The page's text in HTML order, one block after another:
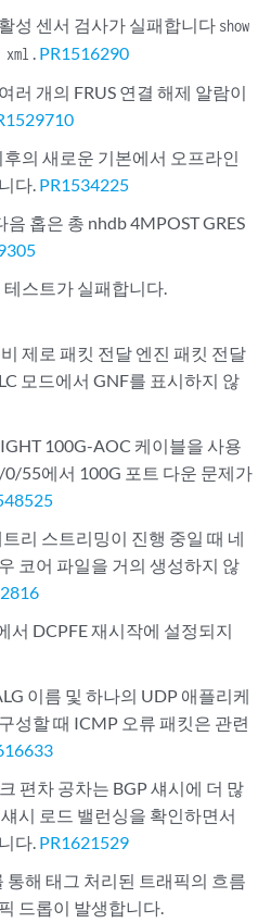
성 센서 검사가 실패합니다 show
. PR1516290
러 개의 FRUS 연결 해제 알람이
후의 새로운 기본에서 오프라인
다. PR1534225
홉은 총 nhdb 4MPOST GRES
테스트가 실패합니다.
제로 패킷 전달 엔진 패킷 전달
모드에서 GNF를 표시하지 않
100G-AOC 케이블을 사용
55에서 100G 포트 다운 문제가
리 스트리밍이 진행 중일 때 네
코어 파일을 거의 생성하지 않
서 DCPFE 재시작에 설정되지
이름 및 하나의 UDP 애플리케
성할 때 ICMP 오류 패킷은 관련
편차 공차는 BGP 섀시에 더 많
시 로드 밸런싱을 확인하면서
다. PR1621529
통해 태그 처리된 트래픽의 흐름
드롭이 발생합니다.